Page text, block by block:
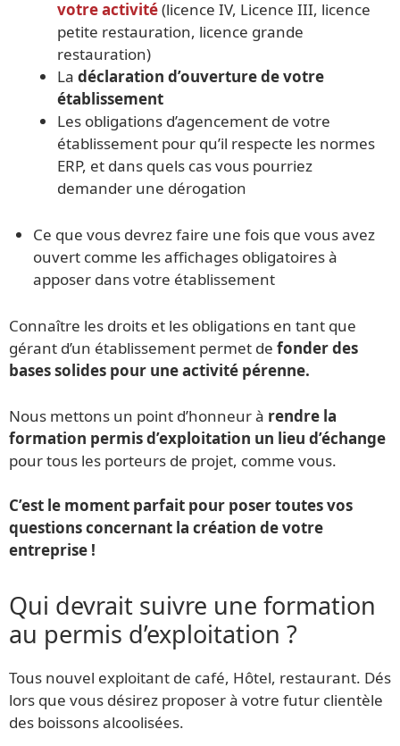
votre activité(licence IV, Licence III, licence
petite restauration, licence grande
restauration)
Ladéclaration d’ouverture de votre
établissement
Les obligations d’agencement de votre
établissement pour qu’il respecte les normes
ERP, et dans quels cas vous pourriez
demander une dérogation
Ce que vous devrez faire une fois que vous avez
ouvert comme les affichages obligatoires à
apposer dans votre établissement
Connaître les droits et les obligations en tant que
gérant d’un établissement permet de fonder des
bases solides pour une activité pérenne.
Nous mettons un point d’honneur à rendre la
formation permis d’exploitation un lieu d’échange
pour tous les porteurs de projet, comme vous.
C’est le moment parfait pour poser toutes vos
questions concernant la création de votre
entreprise !
Qui devrait suivre une formation
au permis d’exploitation ?
Tous nouvel exploitant de café, Hôtel, restaurant. Dés
lors que vous désirez proposer à votre futur clientèle
des boissons alcoolisées.